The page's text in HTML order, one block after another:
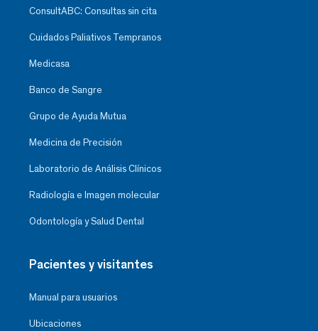
ConsultABC: Consultas sin cita
Cuidados Paliativos Tempranos
Medicasa
Banco de Sangre
Grupo de Ayuda Mutua
Medicina de Precisión
Laboratorio de Análisis Clínicos
Radiología e Imagen molecular
Odontología y Salud Dental
Pacientes y visitantes
Manual para usuarios
Ubicaciones